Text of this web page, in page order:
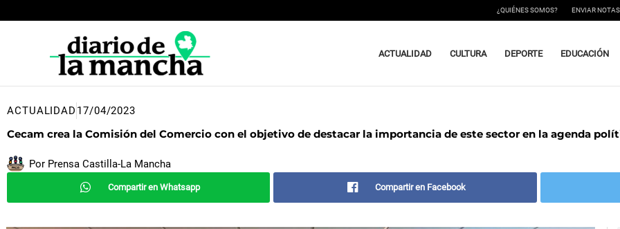
al
¿QUIÉNES SOMOS? ENVIAR
ACTUALIDAD CULTURA DEPORTE EDUCACIÓN
ACTUALIDAD 17/04/2023
Cecam crea la Comisión del Comercio con el objetivo de destacar la importancia de este sector en la agenda
Por Prensa Castilla-La Mancha
Compartir en Whatsapp Compartir en Facebook